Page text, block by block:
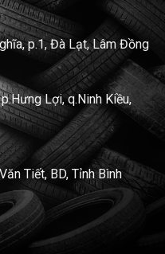
p.1, Đà Lạt, Lâm Đồng
Lợi, q.Ninh Kiều,
Tiết, BD, Tỉnh Bình